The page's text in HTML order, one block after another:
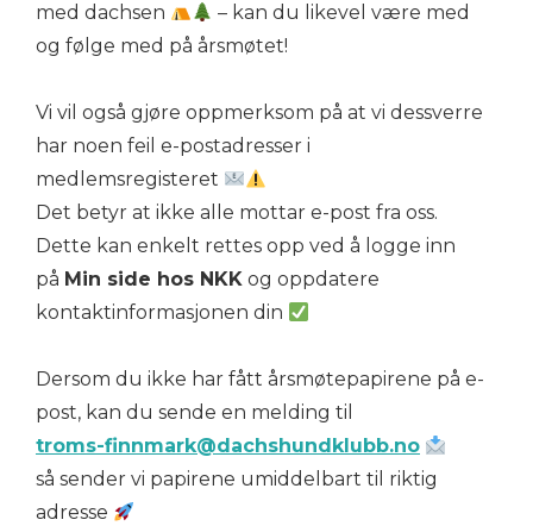
med dachsen
– kan du likevel være med
og følge med på årsmøtet!
Vi vil også gjøre oppmerksom på at vi dessverre
har noen feil e-postadresser i
medlemsregisteret
Det betyr at ikke alle mottar e-post fra oss.
Dette kan enkelt rettes opp ved å logge inn
på Min side hos NKK og oppdatere
kontaktinformasjonen din
Dersom du ikke har fått årsmøtepapirene på e-
post, kan du sende en melding til
troms-finnmark@dachshundklubb.no
så sender vi papirene umiddelbart til riktig
adresse